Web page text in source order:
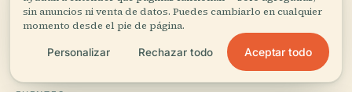
sin anuncios ni venta de datos. Puedes cambiarlo en cualquier
momento desde el pie de página.
Personalizar Rechazar todo Aceptar todo